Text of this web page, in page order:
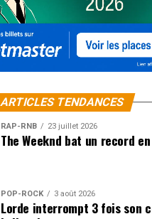
ARTICLES TENDANCES
RAP-RNB 23 juillet 2026
The Weeknd bat un record
POP-ROCK 3 août 2026
Lorde interrompt 3 fois son